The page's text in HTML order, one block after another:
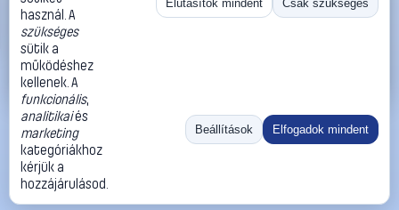
KS Tools Egyoldalas villáskulcsok
72 990 Ft
Kosárba
«
Ugrás:
Méret:
Rendezés:
©2026
ThermoScope
ÁSZF
Cégbemutató
használ. A
szükséges
sütik a
működéshez
kellenek. A
funkcionális,
analitikaiés
marketing
kategóriákhoz
kérjük a
hozzájárulásod.
Elutasítok mindent Csak szükséges
Beállítások Elfogadok mindent